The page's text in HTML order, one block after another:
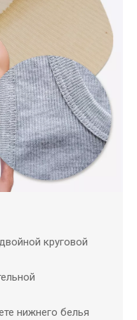
круговой
нижнего белья